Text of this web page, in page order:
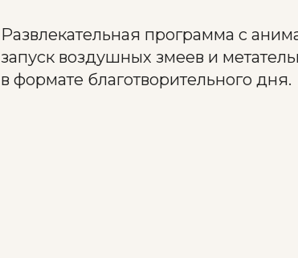
Развлекательная программа с
запуск воздушных змеев и
в формате благотворительного дня.